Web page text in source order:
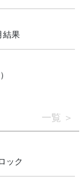
結果
一覧
ック